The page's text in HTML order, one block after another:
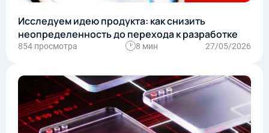
Исследуем идею продукта: как снизить
неопределенность до перехода к разработке
854 просмотра 8 мин 27/05/2026